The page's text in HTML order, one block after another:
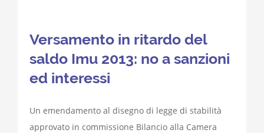
Versamento in ritardo del
saldo Imu 2013: no a sanzioni
ed interessi
Un emendamento al disegno di legge di stabilità
approvato in commissione Bilancio alla Camera